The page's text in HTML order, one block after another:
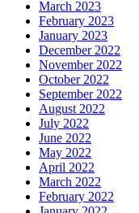
March 2023
February 2023
January 2023
December 2022
November 2022
October 2022
September 2022
August 2022
July 2022
June 2022
May 2022
April 2022
March 2022
February 2022